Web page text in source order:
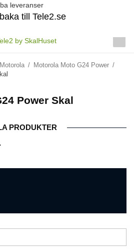
leveranser
till Tele2.se
Motorola / Motorola Moto G24 Power /
Power Skal
PRODUKTER